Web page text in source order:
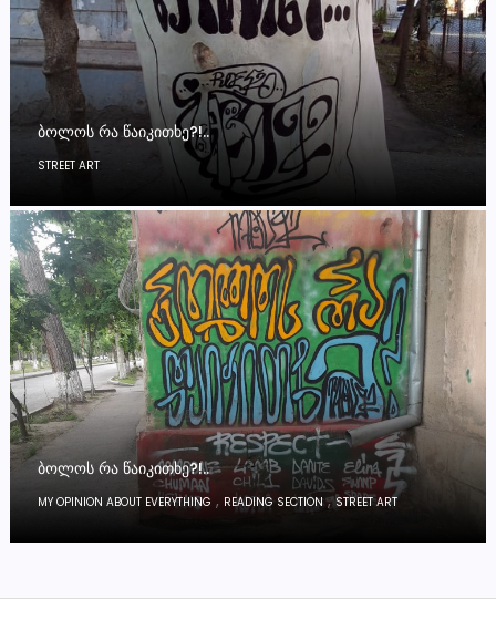
ᲑᲝᲚᲝᲡ ᲠᲐ ᲬᲐᲘᲙᲘᲗᲮᲔ?!..
STREET ART
ᲑᲝᲚᲝᲡ ᲠᲐ ᲬᲐᲘᲙᲘᲗᲮᲔ?!..
MY OPINION ABOUT EVERYTHING , READING SECTION ,STREET ART